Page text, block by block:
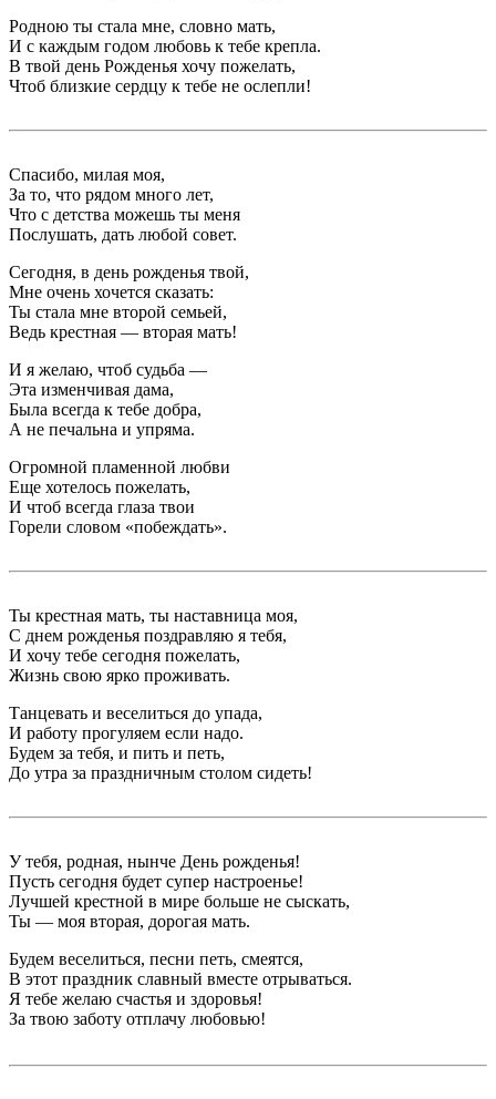
Родною ты стала мне, словно мать,
И с каждым годом любовь к тебе крепла.
В твой день Рожденья хочу пожелать,
Чтоб близкие сердцу к тебе не ослепли!
Спасибо, милая моя,
За то, что рядом много лет,
Что с детства можешь ты меня
Послушать, дать любой совет.
Сегодня, в день рожденья твой,
Мне очень хочется сказать:
Ты стала мне второй семьей,
Ведь крестная — вторая мать!
И я желаю, чтоб судьба ―
Эта изменчивая дама,
Была всегда к тебе добра,
А не печальна и упряма.
Огромной пламенной любви
Еще хотелось пожелать,
И чтоб всегда глаза твои
Горели словом «побеждать».
Ты крестная мать, ты наставница моя,
С днем рожденья поздравляю я тебя,
И хочу тебе сегодня пожелать,
Жизнь свою ярко проживать.
Танцевать и веселиться до упада,
И работу прогуляем если надо.
Будем за тебя, и пить и петь,
До утра за праздничным столом сидеть!
У тебя, родная, нынче День рожденья!
Пусть сегодня будет супер настроенье!
Лучшей крестной в мире больше не сыскать,
Ты — моя вторая, дорогая мать.
Будем веселиться, песни петь, смеятся,
В этот праздник славный вместе отрываться.
Я тебе желаю счастья и здоровья!
За твою заботу отплачу любовью!